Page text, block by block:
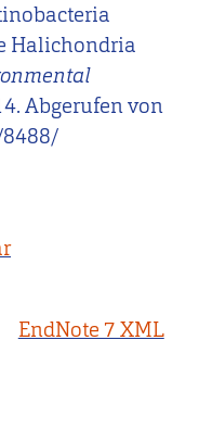
Halichondria
Abgerufen von
EndNote 7 XML